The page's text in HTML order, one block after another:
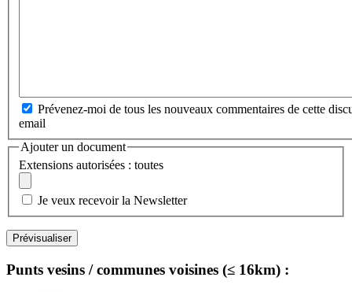
Prévenez-moi de tous les nouveaux commentaires de cette
email
Ajouter un document
Extensions autorisées : toutes
Je veux recevoir la Newsletter
Punts vesins / communes voisines (≤ 16km) :